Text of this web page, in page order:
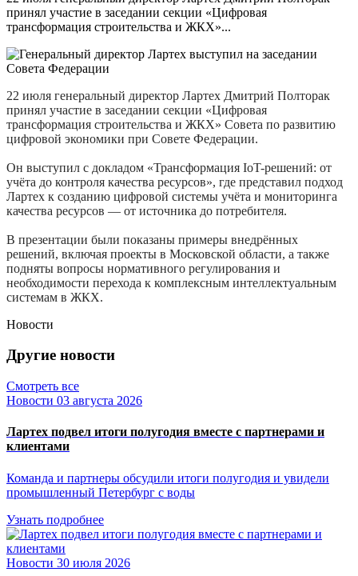
принял участие в заседании секции «Цифровая
трансформация строительства и ЖКХ»...
22 июля генеральный директор Лартех Дмитрий Полторак
принял участие в заседании секции «Цифровая
трансформация строительства и ЖКХ» Совета по развитию
цифровой экономики при Совете Федерации.
Он выступил с докладом «Трансформация IoT-решений: от
учёта до контроля качества ресурсов», где представил подход
Лартех к созданию цифровой системы учёта и мониторинга
качества ресурсов — от источника до потребителя.
В презентации были показаны примеры внедрённых
решений, включая проекты в Московской области, а также
подняты вопросы нормативного регулирования и
необходимости перехода к комплексным интеллектуальным
системам в ЖКХ.
Новости
Другие новости
Смотреть все
Новости 03 августа 2026
Лартех подвел итоги полугодия вместе с партнерами и
клиентами
Команда и партнеры обсудили итоги полугодия и увидели
промышленный Петербург с воды
Узнать подробнее
Новости 30 июля 2026